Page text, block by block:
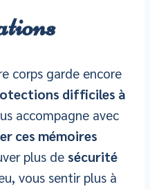
corps garde encore
difficiles à
accompagne avec
ces mémoires
plus de sécurité
vous sentir plus à